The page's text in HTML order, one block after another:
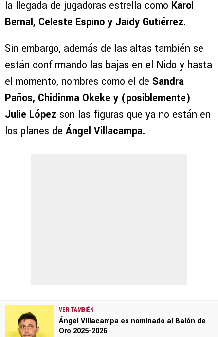
la llegada de jugadoras estrella como Karol
Bernal, Celeste Espino y Jaidy Gutiérrez.
Sin embargo, además de las altas también se
están confirmando las bajas en el Nido y hasta
el momento, nombres como el de Sandra
Paños, Chidinma Okeke y (posiblemente)
Julie López son las figuras que ya no están en
los planes de Ángel Villacampa.
VER TAMBIÉN
Ángel Villacampa es nominado al Balón de
Oro 2025-2026